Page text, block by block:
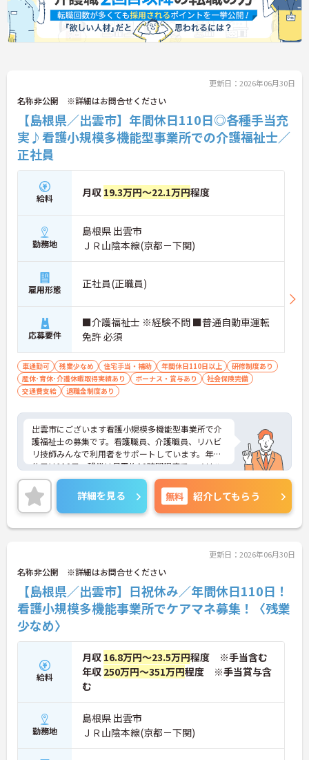
更新日：2026年06月30日
名称非公開 ※詳細はお問合せください
【島根県／出雲市】年間休日110日◎各種手当充
実♪看護小規模多機能型事業所での介護福祉士／
正社員
給料 月収 19.3万円～22.1万円程度
勤務地
島根県 出雲市
ＪＲ山陰本線(京都－下関)
雇用形態 正社員(正職員)
応募要件
■介護福祉士 ※経験不問 ■普通自動車運転
免許 必須
車通勤可 残業少なめ 住宅手当・補助 年間休日110日以上
研修制度あり
産休･育休･介護休暇取得実績あり
ボーナス・賞与あり
社会保険完備
交通費支給
退職金制度あり
出雲市にございます看護小規模多機能型事業所で介
護福祉士の募集です。看護職員、介護職員、リハビ
リ技師みんなで利用者をサポートしています。年間
休日は110日、残業は月平均10時間程度で、メリハ
リのある勤務が可能です。フルタイムパートや嘱託
職員等、ライフスタイルにあわせた多様な就業形態
があり、長く安心してお勤めいただけます。ご興味
ある方には、面接対策ポイントなど、さらに詳細を
お話しいたしますのでお気軽にご相談ください。
詳細を見る 無料 紹介してもらう
更新日：2026年06月30日
名称非公開 ※詳細はお問合せください
【島根県／出雲市】日祝休み／年間休日110日！
看護小規模多機能事業所でケアマネ募集！〈残業
少なめ〉
給料
月収 16.8万円～23.5万円程度 ※手当含む
年収 250万円～351万円程度 ※手当賞与含
む
勤務地
島根県 出雲市
ＪＲ山陰本線(京都－下関)